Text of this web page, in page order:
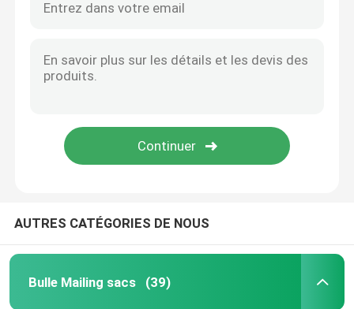
AUTRES CATÉGORIES DE NOUS
Bulle Mailing sacs (39)